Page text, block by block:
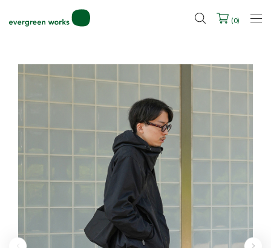
2027年ご入学用ランドセル受注会スケジュール
(0)